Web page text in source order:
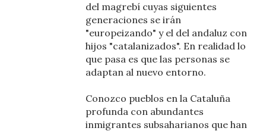
del magrebí cuyas siguientes
generaciones se irán
"europeizando" y el del andaluz con
hijos "catalanizados". En realidad lo
que pasa es que las personas se
adaptan al nuevo entorno.
Conozco pueblos en la Cataluña
profunda con abundantes
inmigrantes subsaharianos que han